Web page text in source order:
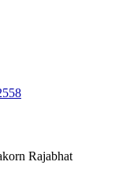
Rajabhat